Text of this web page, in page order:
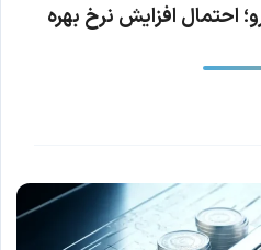
احتمال افزایش نرخ بهره